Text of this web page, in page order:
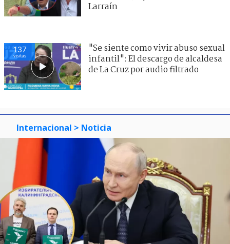
Larraín
137
visitas
"Se siente como vivir abuso sexual
infantil": El descargo de alcaldesa
de La Cruz por audio filtrado
Internacional > Noticia